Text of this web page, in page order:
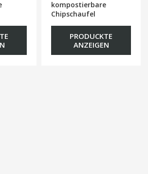
kompostierbare
Chipschaufel
PRODUCKTE
ANZEIGEN